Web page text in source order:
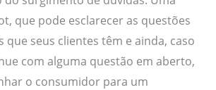
que pode esclarecer as questões
que seus clientes têm e ainda, caso
com alguma questão em aberto,
o consumidor para um